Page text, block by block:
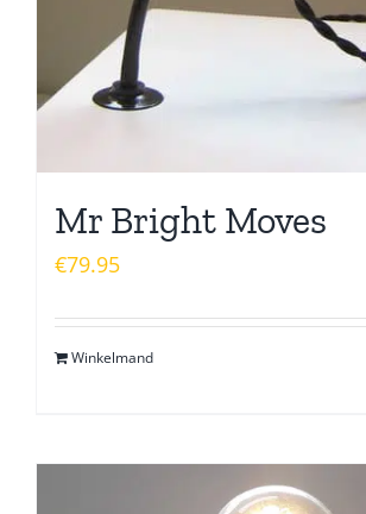
Mr Bright Moves
€79.95
Winkelmand